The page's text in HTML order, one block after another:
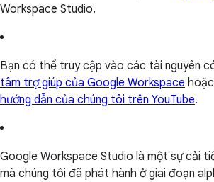
Workspace Studio.
Bạn có thể truy cập vào các tài nguyên
tâm trợ giúp của Google Workspace
hướng dẫn của chúng tôi trên YouTube.
Google Workspace Studio là một sự cải
mà chúng tôi đã phát hành ở giai đoạn